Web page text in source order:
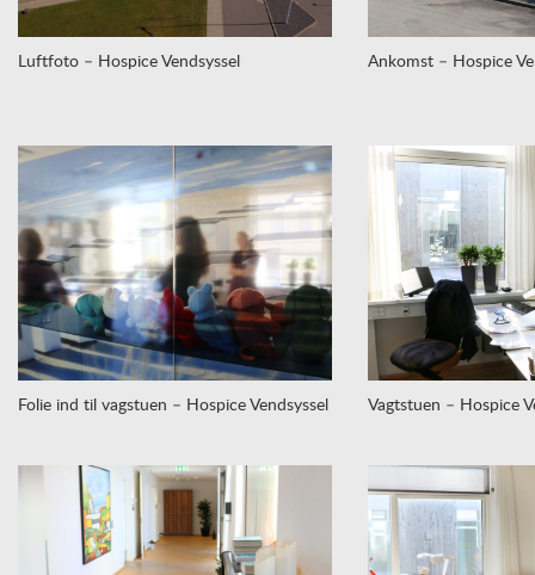
Luftfoto – Hospice Vendsyssel Ankomst – Hospice
Folie ind til vagstuen – Hospice Vendsyssel Vagtstuen – Hospice